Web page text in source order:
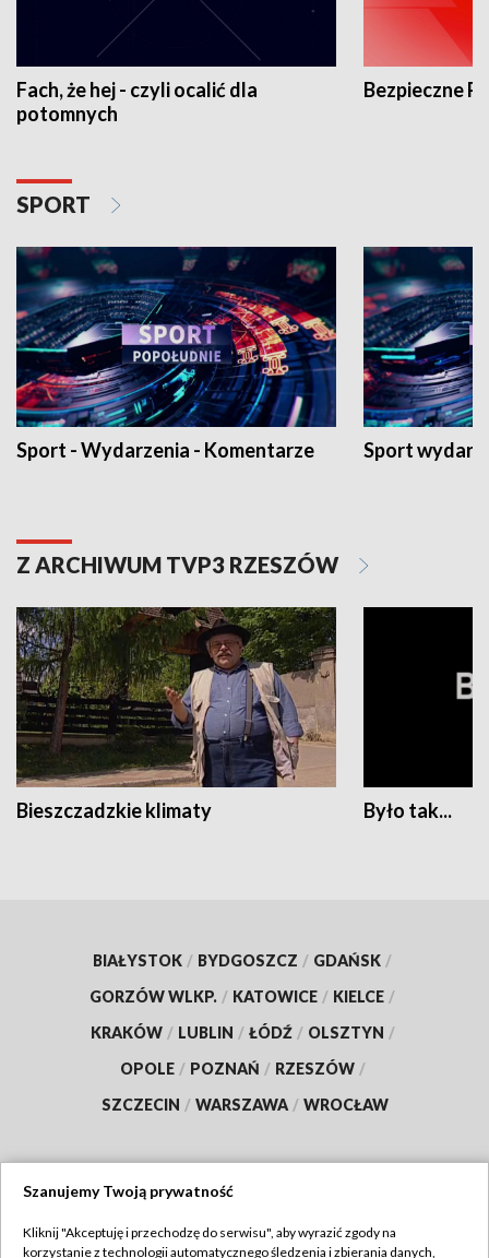
Fach, że hej - czyli ocalić dla
potomnych
Bezpieczne
SPORT
Sport - Wydarzenia - Komentarze Sport
Z ARCHIWUM TVP3 RZESZÓW
Bieszczadzkie klimaty Było tak...
BIAŁYSTOK / BYDGOSZCZ / GDAŃSK /
GORZÓW WLKP. / KATOWICE / KIELCE /
KRAKÓW / LUBLIN / ŁÓDŹ / OLSZTYN /
OPOLE / POZNAŃ / RZESZÓW /
SZCZECIN / WARSZAWA / WROCŁAW
Szanujemy Twoją prywatność
Kliknij "Akceptuję i przechodzę do serwisu", aby wyrazić zgody na
korzystanie z technologii automatycznego śledzenia i zbierania danych,